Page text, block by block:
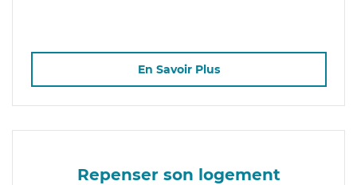
En Savoir Plus
Repenser son logement